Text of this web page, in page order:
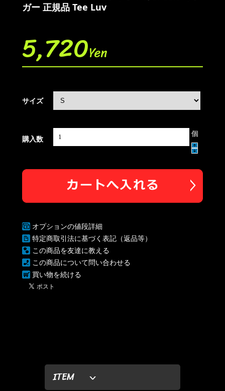
ITEM
ガー 正規品 Tee Luv
5,720Yen
サイズ
購入数
個
オプションの値段詳細
特定商取引法に基づく表記（返品等）
この商品を友達に教える
この商品について問い合わせる
買い物を続ける